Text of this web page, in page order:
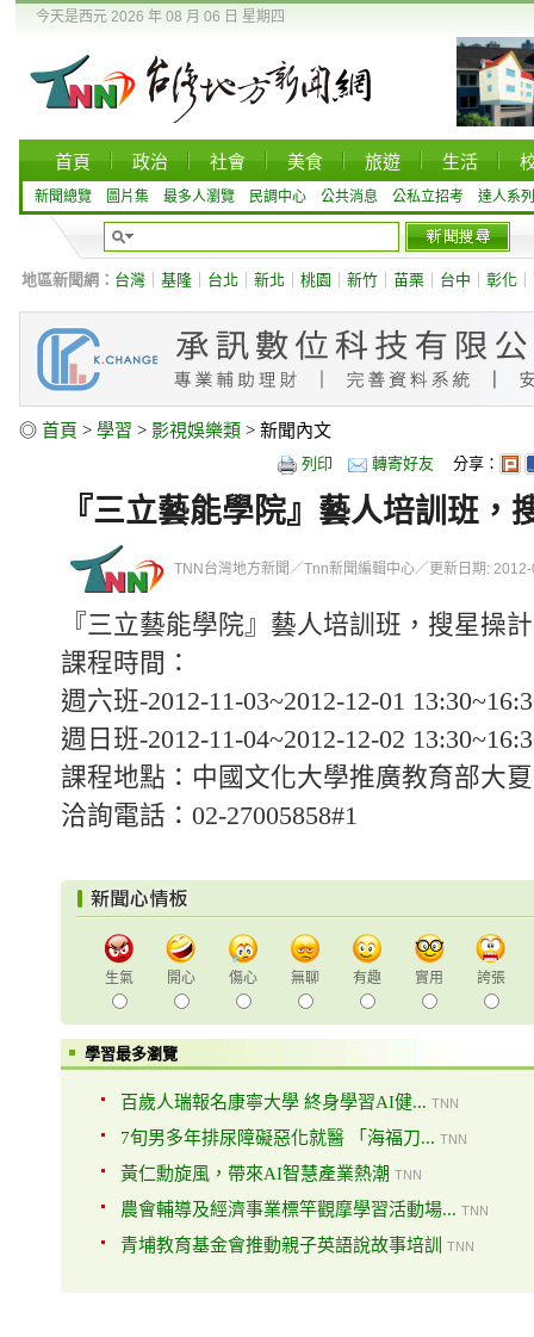
今天是西元 2026 年 08 月 06 日 星期四
首頁 政治 社會 美食 旅遊 生活
新聞總覽 圖片集 最多人瀏覽 民調中心 公共消息 公私立招考 達人系列
地區新聞網： 台灣｜ 基隆｜ 台北 新北 桃園 新竹｜ 苗栗｜ 台中 彰化｜
◎ 首頁 > 學習 > 影視娛樂類 > 新聞內文
列印 轉寄好友 分享：
『三立藝能學院』藝人培訓班，
TNN台灣地方新聞／Tnn新聞編輯中心／更新日期:
『三立藝能學院』藝人培訓班，搜星操
課程時間：
週六班-2012-11-03~2012-12-01
週日班-2012-11-04~2012-12-02
課程地點：中國文化大學推廣教育部大
洽詢電話：02-27005858#1
生氣 開心 傷心 無聊 有趣 實用 誇張
學習最多瀏覽
百歲人瑞報名康寧大學 終身學習AI健... TNN
7旬男多年排尿障礙惡化就醫 「海福刀... TNN
黃仁勳旋風，帶來AI智慧產業熱潮 TNN
農會輔導及經濟事業標竿觀摩學習活動場... TNN
青埔教育基金會推動親子英語說故事培訓 TNN